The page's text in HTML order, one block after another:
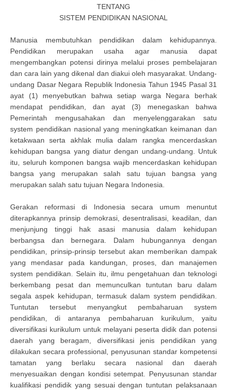
TENTANG
SISTEM PENDIDIKAN NASIONAL
Manusia membutuhkan pendidikan dalam kehidupannya.
Pendidikan merupakan usaha agar manusia dapat
mengembangkan potensi dirinya melalui proses pembelajaran
dan cara lain yang dikenal dan diakui oleh masyarakat. Undang-
undang Dasar Negara Republik Indonesia Tahun 1945 Pasal 31
ayat (1) menyebutkan bahwa setiap warga Negara berhak
mendapat pendidikan, dan ayat (3) menegaskan bahwa
Pemerintah mengusahakan dan menyelenggarakan satu
system pendidikan nasional yang meningkatkan keimanan dan
ketakwaan serta akhlak mulia dalam rangka mencerdaskan
kehidupan bangsa yang diatur dengan undang-undang. Untuk
itu, seluruh komponen bangsa wajib mencerdaskan kehidupan
bangsa yang merupakan salah satu tujuan bangsa yang
merupakan salah satu tujuan Negara Indonesia.
Gerakan reformasi di Indonesia secara umum menuntut
diterapkannya prinsip demokrasi, desentralisasi, keadilan, dan
menjunjung tinggi hak asasi manusia dalam kehidupan
berbangsa dan bernegara. Dalam hubungannya dengan
pendidikan, prinsip-prinsip tersebut akan memberikan dampak
yang mendasar pada kandungan, proses, dan manajemen
system pendidikan. Selain itu, ilmu pengetahuan dan teknologi
berkembang pesat dan memunculkan tuntutan baru dalam
segala aspek kehidupan, termasuk dalam system pendidikan.
Tuntutan tersebut menyangkut pembaharuan system
pendidikan, di antaranya pembaharuan kurikulum, yaitu
diversifikasi kurikulum untuk melayani peserta didik dan potensi
daerah yang beragam, diversifikasi jenis pendidikan yang
dilakukan secara professional, penyusunan standar kompetensi
tamatan yang berlaku secara nasional dan daerah
menyesuaikan dengan kondisi setempat. Penyusunan standar
kualifikasi pendidik yang sesuai dengan tuntutan pelaksanaan